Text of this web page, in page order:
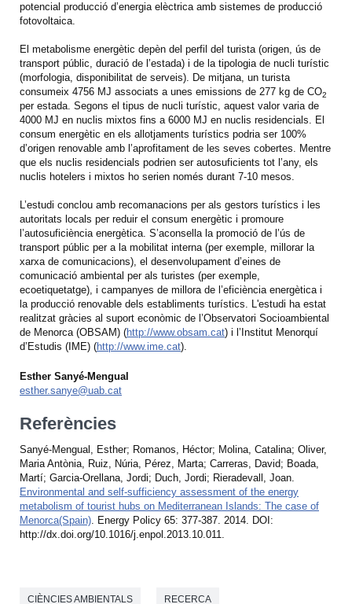
potencial producció d’energia elèctrica amb sistemes de producció
fotovoltaica.
El metabolisme energètic depèn del perfil del turista (origen, ús de
transport públic, duració de l’estada) i de la tipologia de nucli turístic
(morfologia, disponibilitat de serveis). De mitjana, un turista
consumeix 4756 MJ associats a unes emissions de 277 kg de CO2
per estada. Segons el tipus de nucli turístic, aquest valor varia de
4000 MJ en nuclis mixtos fins a 6000 MJ en nuclis residencials. El
consum energètic en els allotjaments turístics podria ser 100%
d’origen renovable amb l’aprofitament de les seves cobertes. Mentre
que els nuclis residencials podrien ser autosuficients tot l’any, els
nuclis hotelers i mixtos ho serien només durant 7-10 mesos.
L’estudi conclou amb recomanacions per als gestors turístics i les
autoritats locals per reduir el consum energètic i promoure
l’autosuficiència energètica. S’aconsella la promoció de l’ús de
transport públic per a la mobilitat interna (per exemple, millorar la
xarxa de comunicacions), el desenvolupament d’eines de
comunicació ambiental per als turistes (per exemple,
ecoetiquetatge), i campanyes de millora de l’eficiència energètica i
la producció renovable dels establiments turístics. L'estudi ha estat
realitzat gràcies al suport econòmic de l’Observatori Socioambiental
de Menorca (OBSAM) (http://www.obsam.cat) i l’Institut Menorquí
d’Estudis (IME) (http://www.ime.cat).
Esther Sanyé-Mengual
esther.sanye@uab.cat
Referències
Sanyé-Mengual, Esther; Romanos, Héctor; Molina, Catalina; Oliver,
Maria Antònia, Ruiz, Núria, Pérez, Marta; Carreras, David; Boada,
Martí; Garcia-Orellana, Jordi; Duch, Jordi; Rieradevall, Joan.
Environmental and self-sufficiency assessment of the energy
metabolism of tourist hubs on Mediterranean Islands: The case of
Menorca(Spain). Energy Policy 65: 377-387. 2014. DOI:
http://dx.doi.org/10.1016/j.enpol.2013.10.011.
CIÈNCIES AMBIENTALS RECERCA